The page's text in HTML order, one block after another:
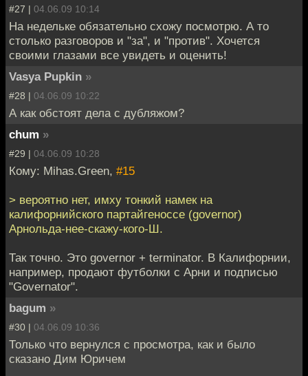
#27 | 04.06.09 10:14
На недельке обязательно схожу посмотрю. А то
столько разговоров и "за", и "против". Хочется
своими глазами все увидеть и оценить!
Vasya Pupkin »
#28 | 04.06.09 10:22
А как обстоят дела с дубляжом?
chum »
#29 | 04.06.09 10:28
Кому: Mihas.Green, #15
> вероятно нет, имху тонкий намек на
калифорнийского партайгеноссе (governor)
Арнольда-нее-скажу-кого-Ш.
Так точно. Это governor + terminator. В Калифорнии,
например, продают футболки с Арни и подписью
"Governator".
bagum »
#30 | 04.06.09 10:36
Только что вернулся с просмотра, как и было
сказано Дим Юричем